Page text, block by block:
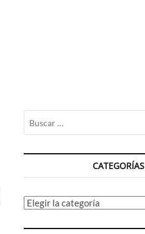
CATEGORÍAS
Categorías